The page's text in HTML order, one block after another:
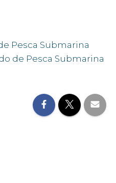
Pesca Submarina
de Pesca Submarina